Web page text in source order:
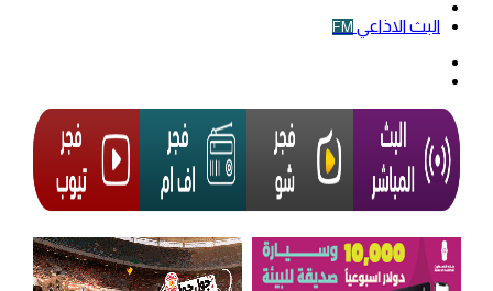
البث الاذاعي FM